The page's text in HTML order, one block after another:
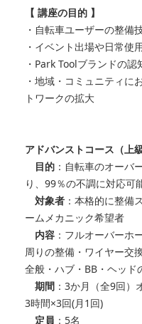
【 講座の目的 】
・自転車ユーザーの整備
・イベント出場や日常使
・Park Toolブランドの
・地域・コミュニティに
トワークの拡大
アドバンストコース（上
目的：自転車のオーバ
り、99％の不調に対応可
対象者：本格的に整備
ームメカニック希望者
内容：フルオーバーホ
周りの整備・ワイヤー交
全般・ハブ・BB・ヘッド
期間：3か月（全9回）
3時間×3回(月1回)
定員 ：5名